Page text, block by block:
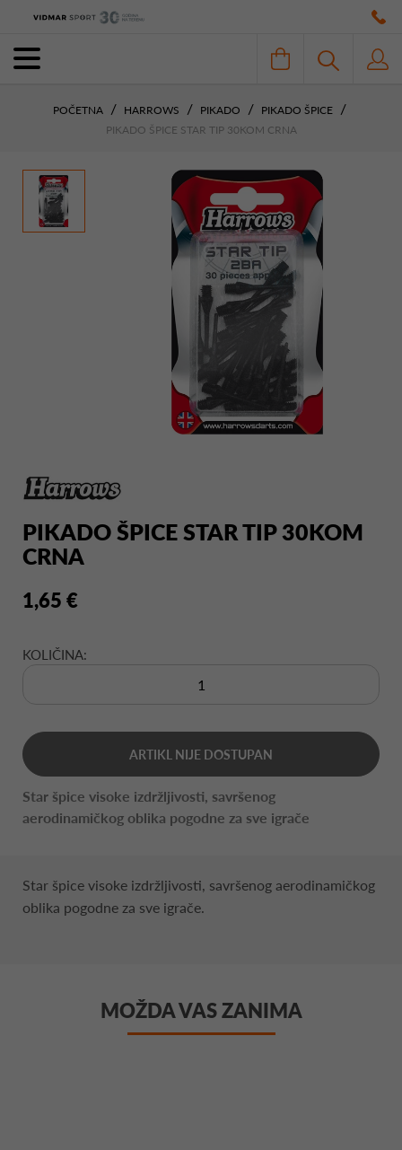
POČETNA HARROWS PIKADO
PIKADO ŠPICE
PIKADO ŠPICE STAR TIP 30KOM CRNA
PIKADO ŠPICE STAR TIP 30KOM
CRNA
1,65 €
KOLIČINA:
ARTIKL NIJE DOSTUPAN
Star špice visoke izdržljivosti, savršenog
aerodinamičkog oblika pogodne za sve igrače
Star špice visoke izdržljivosti, savršenog aerodinamičkog
oblika pogodne za sve igrače.
MOŽDA VAS ZANIMA